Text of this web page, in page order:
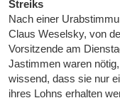
Streiks
Nach einer
Claus Weselsky, von
Vorsitzende am
Jastimmen waren
wissend, dass sie nur
ihres Lohns erhalten